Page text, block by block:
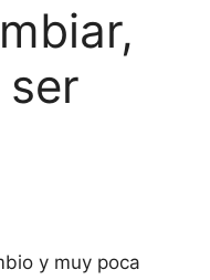
y muy poca